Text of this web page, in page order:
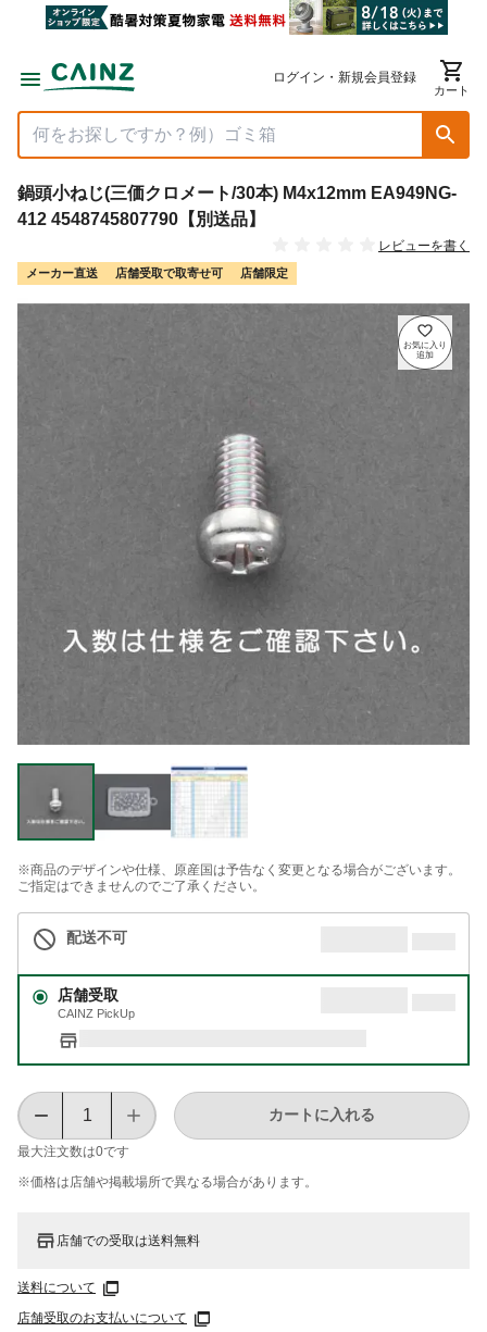
ログイン・新規会員登録
カート
鍋頭小ねじ(三価クロメート/30本) M4x12mm EA949NG-
412 4548745807790【別送品】
レビューを書く
メーカー直送 店舗受取で取寄せ可 店舗限定
※商品のデザインや仕様、原産国は予告なく変更となる場合がございます。
ご指定はできませんのでご了承ください。
配送不可
店舗受取
CAINZ PickUp
最大注文数は0です
カートに入れる
※価格は​店舗や​掲載場所で​異なる​場合が​あります。
店舗での受取は送料無料
送料について
店舗受取のお支払いについて